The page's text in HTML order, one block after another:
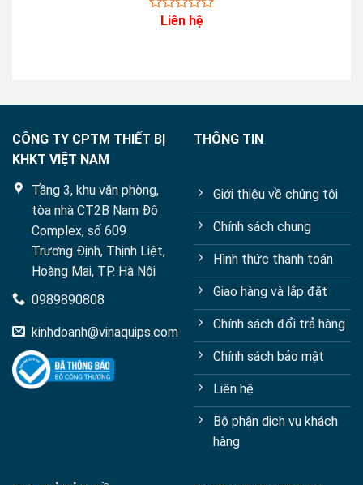
Liên hệ
CÔNG TY CPTM THIẾT BỊ
KHKT VIỆT NAM
Tầng 3, khu văn phòng,
tòa nhà CT2B Nam Đô
Complex, số 609
Trương Định, Thịnh Liệt,
Hoàng Mai, TP. Hà Nội
0989890808
kinhdoanh@vinaquips.com
THÔNG TIN
Giới thiệu về chúng tôi
Chính sách chung
Hình thức thanh toán
Giao hàng và lắp đặt
Chính sách đổi trả hàng
Chính sách bảo mật
Liên hệ
Bộ phận dịch vụ khách
hàng